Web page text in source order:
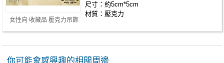
女性向 收藏品 壓克力吊飾
尺寸：約5cm*5cm
材質：壓克力
你可能會感興趣的相關周邊